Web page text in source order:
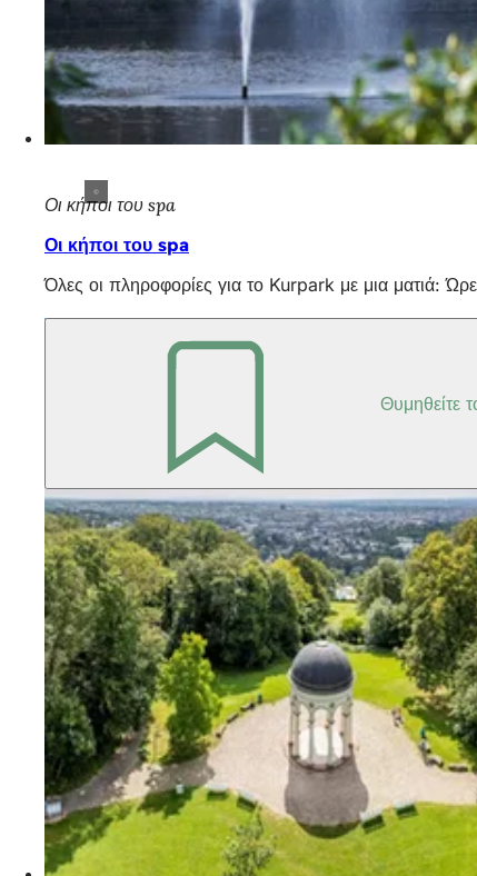
Οι κήποι του spa
Οι κήποι του spa
Όλες οι πληροφορίες για το Kurpark με μια ματιά:
Θυμηθείτε